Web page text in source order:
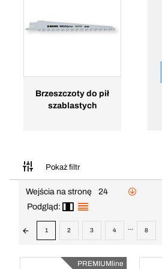
Brzeszczoty do pił
szablastych
Pokaż filtr
Wejścia na stronę
24
Podgląd:
1 2 3 4 ... 8
PREMIUMline